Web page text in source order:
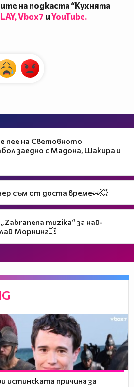
на подкаста “Кухнята
Vbox7 иYouTube.
пее на Световното
заедно с Мадона, Шакира и
съм от доста време👀💥
muzika“ за най-
Морнинг💥
истинската причина за